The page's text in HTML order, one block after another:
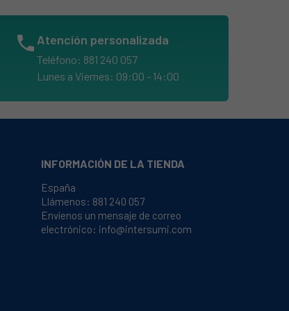
phone Atención personalizada
Teléfono: 881 240 057
Lunes a Viernes: 09:00 - 14:00
INFORMACIÓN DE LA TIENDA
España
Llámenos: 881 240 057
Envíenos un mensaje de correo
electrónico: info@intersumi.com